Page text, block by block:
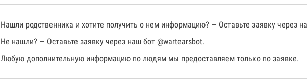
Нашли родственника и хотите получить о нем информацию? — Оставьте заявку через
Не нашли? — Оставьте заявку через наш бот @wartearsbot.
Любую дополнительную информацию по людям мы предоставляем только по заявке.